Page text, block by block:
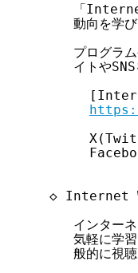
「
動向を学び
プログラム
イトやSNS
◇ Internet
インターネ
気軽に学習
般的に視聴